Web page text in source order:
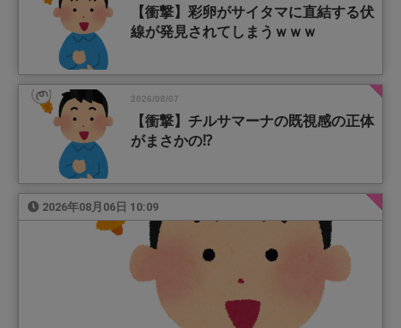
【衝撃】彩卵がサイタマに直結する伏
線が発見されてしまうｗｗｗ
2026/08/07
【衝撃】チルサマーナの既視感の正体
がまさかの⁉️
2026年08月06日 10:09